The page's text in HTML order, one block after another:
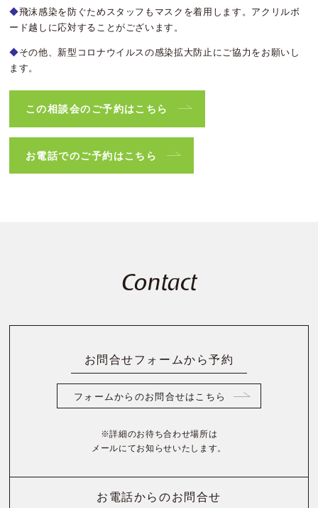
◆飛沫感染を防ぐためスタッフもマスクを着用します。アクリルボ
ード越しに応対することがございます。
◆その他、新型コロナウイルスの感染拡大防止にご協力をお願いし
ます。
この相談会のご予約はこちら
お電話でのご予約はこちら
Contact
お問合せフォームから予約
フォームからのお問合せはこちら
※詳細のお待ち合わせ場所は
メールにてお知らせいたします。
お電話からのお問合せ